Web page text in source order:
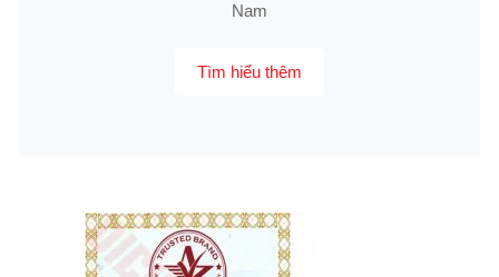
Nam
Tìm hiểu thêm